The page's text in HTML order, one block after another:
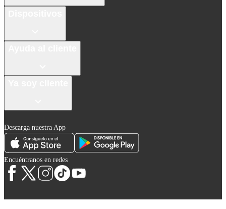
Descarga nuestra App
Encuéntranos en redes